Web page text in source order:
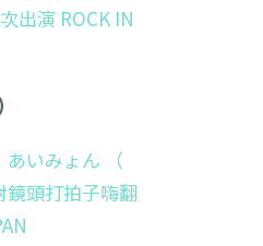
出演 ROCK IN
あいみょん （
鏡頭打拍子嗨翻